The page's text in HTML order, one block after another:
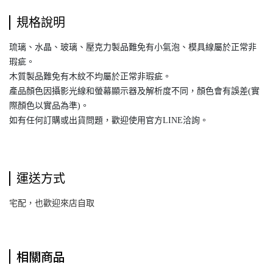
規格說明
琉璃、水晶、玻璃、壓克力製品難免有小氣泡、模具線屬於正常非
瑕疵。
木質製品難免有木紋不均屬於正常非瑕疵。
產品顏色因攝影光線和螢幕顯示器及解析度不同，顏色會有誤差(實
際顏色以實品為準)。
如有任何訂購或出貨問題，歡迎使用官方LINE洽詢。
運送方式
宅配，也歡迎來店自取
相關商品